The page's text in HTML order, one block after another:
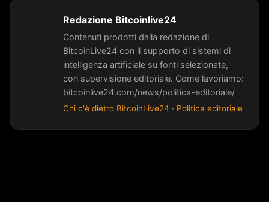
Redazione Bitcoinlive24
Contenuti prodotti dalla redazione di
BitcoinLive24 con il supporto di sistemi di
intelligenza artificiale su fonti selezionate,
con supervisione editoriale. Come lavoriamo:
bitcoinlive24.com/news/politica-editoriale/
Chi c'è dietro BitcoinLive24 · Politica editoriale